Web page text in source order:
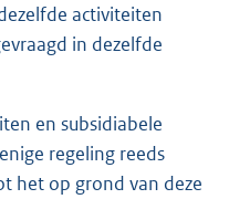
activiteiten
in dezelfde
en subsidiabele
regeling reeds
het op grond van deze